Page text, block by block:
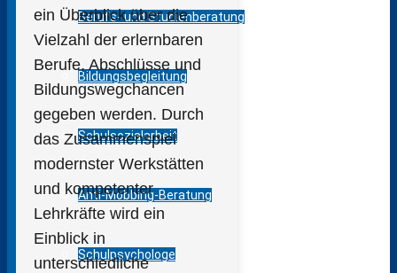
Berufs- und Studienberatung
Bildungsbegleitung
Schulsozialarbeit
Anti-Mobbing-Beratung
Schulpsychologe
ein Überblick über die
Vielzahl der erlernbaren
Berufe, Abschlüsse und
Bildungswegchancen
gegeben werden. Durch
das Zusammenspiel
modernster Werkstätten
und kompetenter
Lehrkräfte wird ein
Einblick in
unterschiedliche